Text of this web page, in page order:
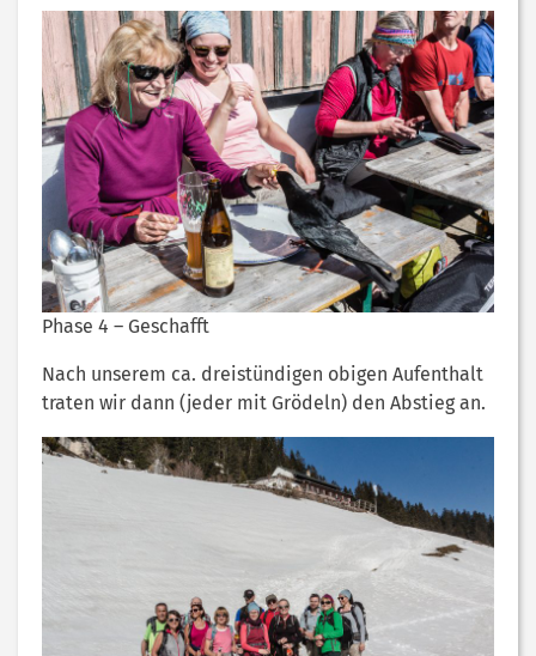
Phase 4 – Geschafft
Nach unserem ca. dreistündigen obigen Aufenthalt
traten wir dann (jeder mit Grödeln) den Abstieg an.